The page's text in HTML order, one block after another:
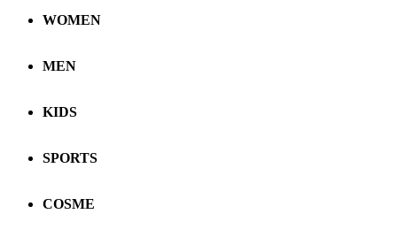
WOMEN
MEN
KIDS
SPORTS
COSME